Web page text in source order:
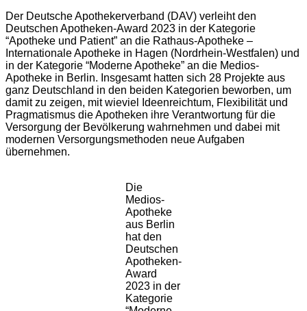
Der Deutsche Apothekerverband (DAV) verleiht den
Deutschen Apotheken-Award 2023 in der Kategorie
“Apotheke und Patient” an die Rathaus-Apotheke –
Internationale Apotheke in Hagen (Nordrhein-Westfalen) und
in der Kategorie “Moderne Apotheke” an die Medios-
Apotheke in Berlin. Insgesamt hatten sich 28 Projekte aus
ganz Deutschland in den beiden Kategorien beworben, um
damit zu zeigen, mit wieviel Ideenreichtum, Flexibilität und
Pragmatismus die Apotheken ihre Verantwortung für die
Versorgung der Bevölkerung wahrnehmen und dabei mit
modernen Versorgungsmethoden neue Aufgaben
übernehmen.
Die
Medios-
Apotheke
aus Berlin
hat den
Deutschen
Apotheken-
Award
2023 in der
Kategorie